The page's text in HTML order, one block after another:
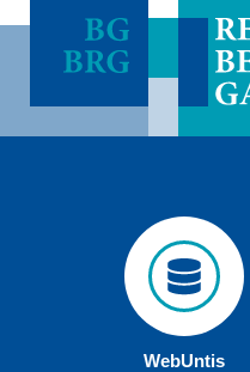
WebUntis